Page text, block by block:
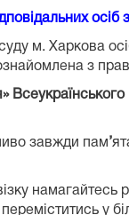
м. Харкова
з
завжди пам’
намагайтесь
у